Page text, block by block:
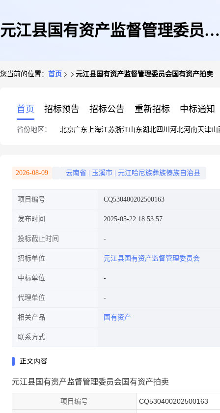
元江县国有资产监督管理委员会
您当前的位置： 首页 元江县国有资产监督管理委员会国有资产拍卖
首页 招标预告 招标公告 重新招标 中标通知
省份地区： 北京广东 上海江苏浙江山东湖北四川 河北河南天津山
2026-08-09 云南省 玉溪市 元江哈尼族彝族傣族自治县
项目编号 CQ530400202500163
发布时间 2025-05-22 18:53:57
投标截止时间
招标单位 元江县国有资产监督管理委员会
中标单位
代理单位
相关产品 国有资产
联系方式
正文内容
元江县国有资产监督管理委员会国有资产拍卖
项目编号 CQ530400202500163